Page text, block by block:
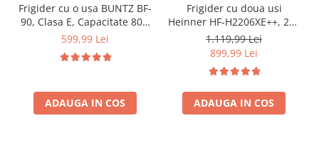
Frigider cu o usa BUNTZ BF-
90, Clasa E, Capacitate 80L,
Iluminare interioara,
cm, Alb
599,99 Lei
ADAUGA IN COS
Frigider cu doua usi
Heinner HF-H2206XE++, 206
l, Clasa E, lumina LED, 3
rafturi de sticla, H 143 cm,
Inox
1.119,99 Lei
899,99 Lei
ADAUGA IN COS